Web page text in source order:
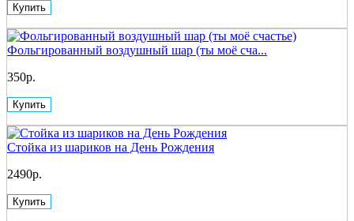
Купить
Фольгированный воздушный шар (ты моё сча...
350р.
Купить
Стойка из шариков на День Рождения
2490р.
Купить